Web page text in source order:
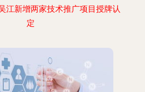
江新增两家技术推广项目授牌认
定